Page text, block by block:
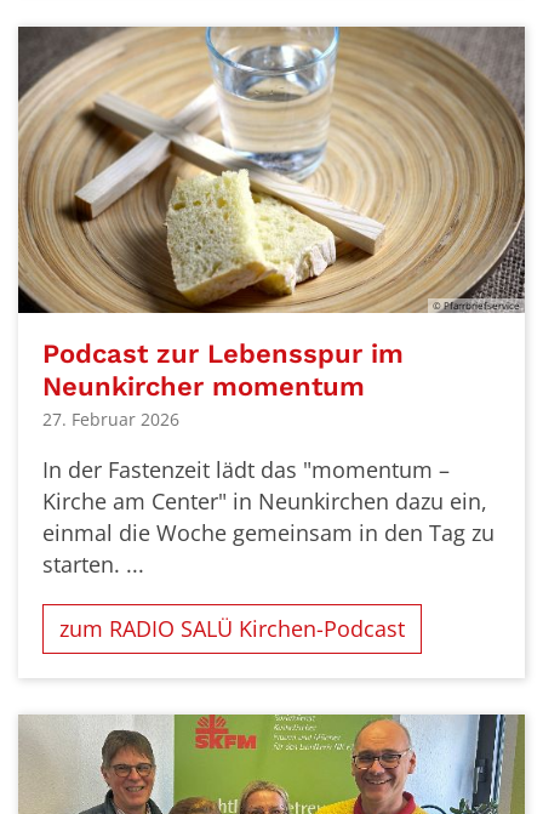
© Pfarrbriefservice
Podcast zur Lebensspur im
Neunkircher momentum
27. Februar 2026
In der Fastenzeit lädt das "momentum –
Kirche am Center" in Neunkirchen dazu ein,
einmal die Woche gemeinsam in den Tag zu
starten. ...
zum RADIO SALÜ Kirchen-Podcast